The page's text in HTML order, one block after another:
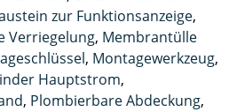
zur Funktionsanzeige,
Verriegelung, Membrantülle
, Montagewerkzeug,
Hauptstrom,
, Plombierbare Abdeckung,